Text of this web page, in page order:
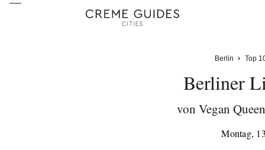
Berlin Top
Berliner
von Vegan
Montag,